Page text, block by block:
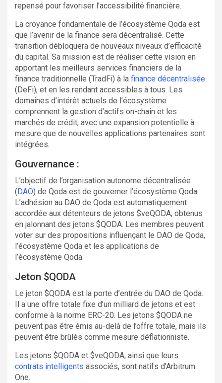
repensé pour favoriser l’accessibilité financière.
La croyance fondamentale de l’écosystème Qoda est
que l’avenir de la finance sera décentralisé. Cette
transition débloquera de nouveaux niveaux d’efficacité
du capital. Sa mission est de réaliser cette vision en
apportant les meilleurs services financiers de la
finance traditionnelle (TradFi) à la finance décentralisée
(DeFi), et en les rendant accessibles à tous. Les
domaines d’intérêt actuels de l’écosystème
comprennent la gestion d’actifs on-chain et les
marchés de crédit, avec une expansion potentielle à
mesure que de nouvelles applications partenaires sont
intégrées.
Gouvernance :
L’objectif de l’organisation autonome décentralisée
(DAO) de Qoda est de gouverner l’écosystème Qoda.
L’adhésion au DAO de Qoda est automatiquement
accordée aux détenteurs de jetons $veQODA, obtenus
en jalonnant des jetons $QODA. Les membres peuvent
voter sur des propositions influençant le DAO de Qoda,
l’écosystème Qoda et les applications de
l’écosystème Qoda.
Jeton $QODA
Le jeton $QODA est la porte d’entrée du DAO de Qoda.
Il a une offre totale fixe d’un milliard de jetons et est
conforme à la norme ERC-20. Les jetons $QODA ne
peuvent pas être émis au-delà de l’offre totale, mais ils
peuvent être brûlés comme mesure déflationniste.
Les jetons $QODA et $veQODA, ainsi que leurs
contrats intelligents associés, sont natifs d’Arbitrum
One.